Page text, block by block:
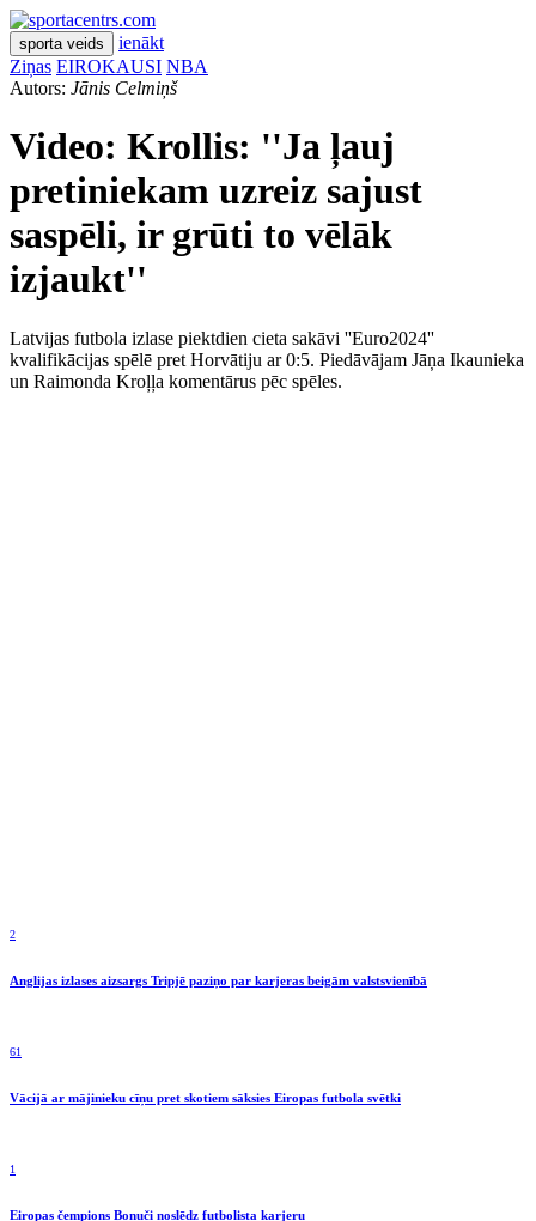
sporta veids
ienākt
Ziņas EIROKAUSI NBA
Autors: Jānis Celmiņš
Video: Krollis: ''Ja ļauj
pretiniekam uzreiz sajust
saspēli, ir grūti to vēlāk
izjaukt''
Latvijas futbola izlase piektdien cieta sakāvi ''Euro2024''
kvalifikācijas spēlē pret Horvātiju ar 0:5. Piedāvājam Jāņa Ikaunieka
un Raimonda Kroļļa komentārus pēc spēles.
2
Anglijas izlases aizsargs Tripjē paziņo par karjeras beigām valstsvienībā
61
Vācijā ar mājinieku cīņu pret skotiem sāksies Eiropas futbola svētki
1
Eiropas čempions Bonuči noslēdz futbolista karjeru